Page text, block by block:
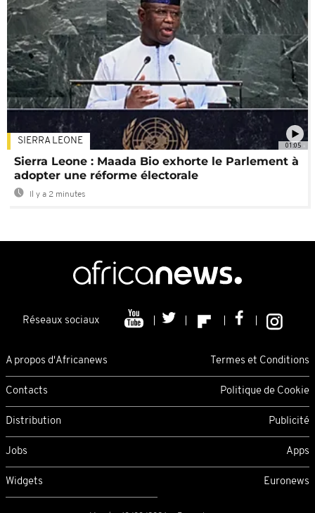
01:05
SIERRA LEONE
Sierra Leone : Maada Bio exhorte le Parlement à
adopter une réforme électorale
Il y a 2 minutes
Réseaux sociaux
A propos d'Africanews Termes et Conditions
Contacts Politique de Cookie
Distribution Publicité
Jobs Apps
Widgets Euronews